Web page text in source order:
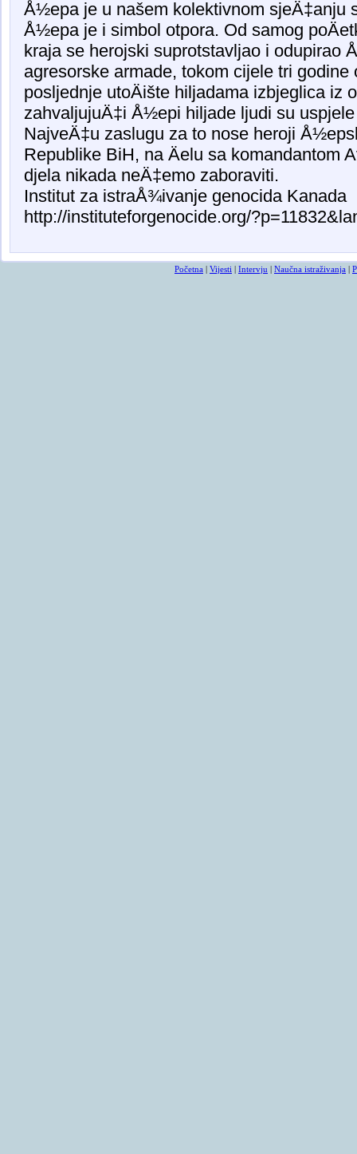
Å½epa je u našem kolektivnom sjeÄ‡anju
Å½epa je i simbol otpora. Od samog
kraja se herojski suprotstavljao i odupirao
agresorske armade, tokom cijele tri
posljednje utoÄište hiljadama izbjeglica iz
zahvaljujuÄ‡i Å½epi hiljade ljudi su
NajveÄ‡u zaslugu za to nose heroji
Republike BiH, na Äelu sa komandantom
djela nikada neÄ‡emo zaboraviti.
Institut za istraÅ¾ivanje genocida Kanada
http://instituteforgenocide.org/
Početna Vijesti Intervju Naučna istraživanja